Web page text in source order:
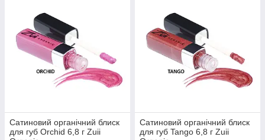
Сатиновий органічний блиск
для губ Orchid 6,8 г Zuii
Сатиновий органічний блиск
для губ Tango 6,8 г Zuii